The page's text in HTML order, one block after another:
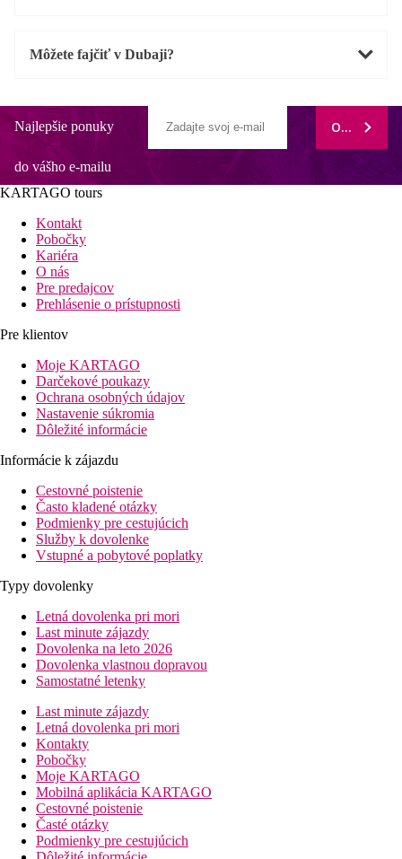
Môžete fajčiť v Dubaji?
Najlepšie ponuky
do vášho e-mailu
ODOBERAŤ
KARTAGO tours
Kontakt
Pobočky
Kariéra
O nás
Pre predajcov
Prehlásenie o prístupnosti
Pre klientov
Moje KARTAGO
Darčekové poukazy
Ochrana osobných údajov
Nastavenie súkromia
Dôležité informácie
Informácie k zájazdu
Cestovné poistenie
Často kladené otázky
Podmienky pre cestujúcich
Služby k dovolenke
Vstupné a pobytové poplatky
Typy dovolenky
Letná dovolenka pri mori
Last minute zájazdy
Dovolenka na leto 2026
Dovolenka vlastnou dopravou
Samostatné letenky
Last minute zájazdy
Letná dovolenka pri mori
Kontakty
Pobočky
Moje KARTAGO
Mobilná aplikácia KARTAGO
Cestovné poistenie
Časté otázky
Podmienky pre cestujúcich